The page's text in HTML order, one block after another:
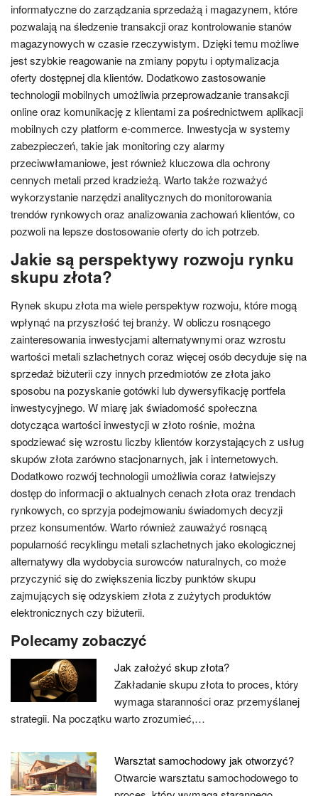
informatyczne do zarządzania sprzedażą i magazynem, które
pozwalają na śledzenie transakcji oraz kontrolowanie stanów
magazynowych w czasie rzeczywistym. Dzięki temu możliwe
jest szybkie reagowanie na zmiany popytu i optymalizacja
oferty dostępnej dla klientów. Dodatkowo zastosowanie
technologii mobilnych umożliwia przeprowadzanie transakcji
online oraz komunikację z klientami za pośrednictwem aplikacji
mobilnych czy platform e-commerce. Inwestycja w systemy
zabezpieczeń, takie jak monitoring czy alarmy
przeciwwłamaniowe, jest również kluczowa dla ochrony
cennych metali przed kradzieżą. Warto także rozważyć
wykorzystanie narzędzi analitycznych do monitorowania
trendów rynkowych oraz analizowania zachowań klientów, co
pozwoli na lepsze dostosowanie oferty do ich potrzeb.
Jakie są perspektywy rozwoju rynku
skupu złota?
Rynek skupu złota ma wiele perspektyw rozwoju, które mogą
wpłynąć na przyszłość tej branży. W obliczu rosnącego
zainteresowania inwestycjami alternatywnymi oraz wzrostu
wartości metali szlachetnych coraz więcej osób decyduje się na
sprzedaż biżuterii czy innych przedmiotów ze złota jako
sposobu na pozyskanie gotówki lub dywersyfikację portfela
inwestycyjnego. W miarę jak świadomość społeczna
dotycząca wartości inwestycji w złoto rośnie, można
spodziewać się wzrostu liczby klientów korzystających z usług
skupów złota zarówno stacjonarnych, jak i internetowych.
Dodatkowo rozwój technologii umożliwia coraz łatwiejszy
dostęp do informacji o aktualnych cenach złota oraz trendach
rynkowych, co sprzyja podejmowaniu świadomych decyzji
przez konsumentów. Warto również zauważyć rosnącą
popularność recyklingu metali szlachetnych jako ekologicznej
alternatywy dla wydobycia surowców naturalnych, co może
przyczynić się do zwiększenia liczby punktów skupu
zajmujących się odzyskiem złota z zużytych produktów
elektronicznych czy biżuterii.
Polecamy zobaczyć
Jak założyć skup złota?
Zakładanie skupu złota to proces, który
wymaga staranności oraz przemyślanej
strategii. Na początku warto zrozumieć,…
Warsztat samochodowy jak otworzyć?
Otwarcie warsztatu samochodowego to